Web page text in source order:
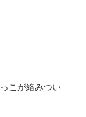
こが絡みつい